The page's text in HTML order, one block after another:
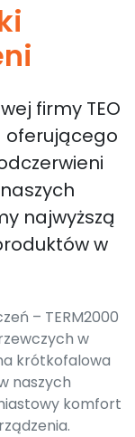
firmy TEO
oferującego
najwyższą
w
– TERM2000
w
krótkofalowa
naszych
komfort